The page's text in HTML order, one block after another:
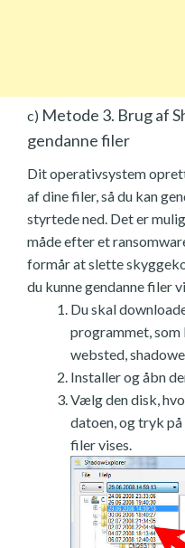
c) Metode 3. Brug af
gendanne filer
Dit operativsystem
af dine filer, så du kan
styrtede ned. Det er
måde efter et
formår at slette
du kunne gendanne filer
Du skal
programmet,
websted,
Installer og åbn
Vælg den disk,
datoen, og tryk
filer vises.